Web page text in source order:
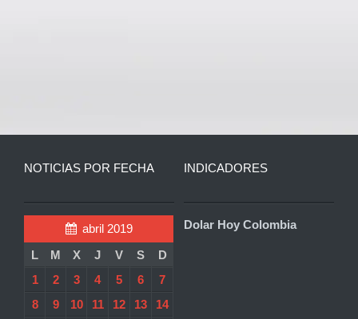
NOTICIAS POR FECHA
abril 2019
L
M X J V S
D
1
2 3 4 5 6
7
8
9 10 11 12 13
14
INDICADORES
Dolar Hoy Colombia